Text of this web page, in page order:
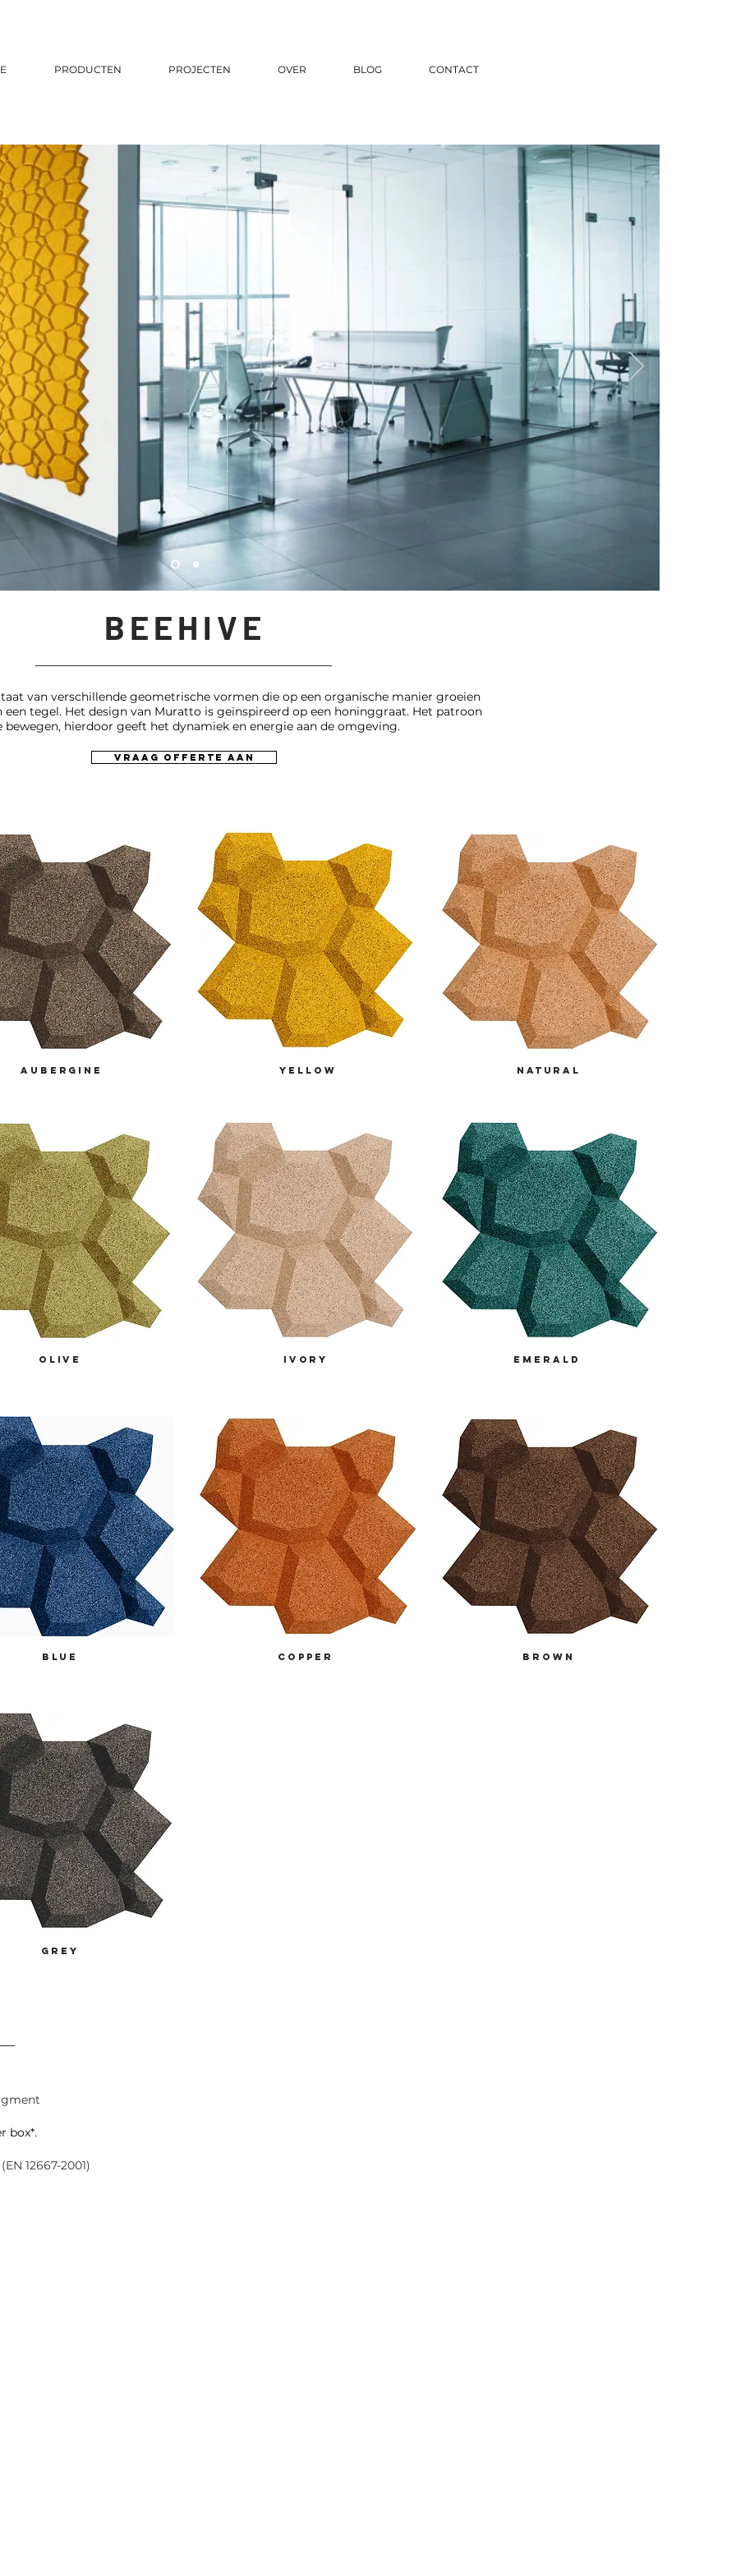
PRODUCTEN PROJECTEN OVER BLOG CONTACT
BEEHIVE
van verschillende geometrische vormen die op een organische manier groeien
een tegel. Het design van Muratto is geïnspireerd op een honinggraat. Het patroon
bewegen, hierdoor geeft het dynamiek en energie aan de omgeving.
vraag offerte aan
aubergine yellow natural
olive ivory emerald
blue COPPER brown
grey
box*.
12667-2001)